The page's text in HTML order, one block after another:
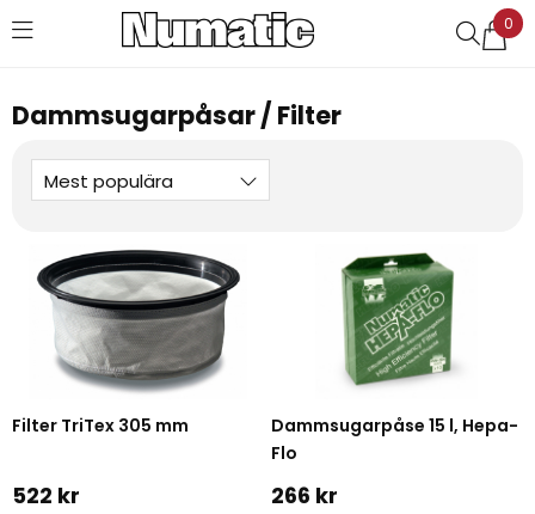
0
Favoriter (0)
Dammsugarpåsar / Filter
Mest populära
Filter TriTex 305 mm
522 kr
Dammsugarpåse 15 l, Hepa-
Flo
266 kr